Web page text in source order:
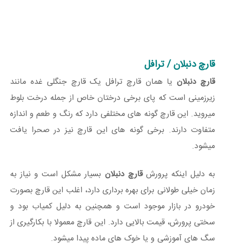
قارچ دنبلان / ترافل
قارچ دنبلان یا همان قارچ ترافل یک قارچ جنگلی غده مانند
زیرزمینی است که پای برخی درختان خاص از جمله درخت بلوط
میروید. این قارچ گونه های مختلفی دارد که رنگ و طعم و اندازه
متفاوت دارند. برخی گونه های این قارچ نیز در صحرا یافت
میشود.
به دلیل اینکه پرورشقارچ دنبلان بسیار مشکل است و نیاز به
زمان خیلی طولانی برای بهره برداری دارد، اغلب این قارچ بصورت
خودرو در بازار موجود است و همچنین به دلیل کمیاب بود و
سختی پرورش، قیمت بالایی دارد. این قارچ معمولا با بکارگیری از
سگ های آموزشی و یا خوک های ماده پیدا میشود.